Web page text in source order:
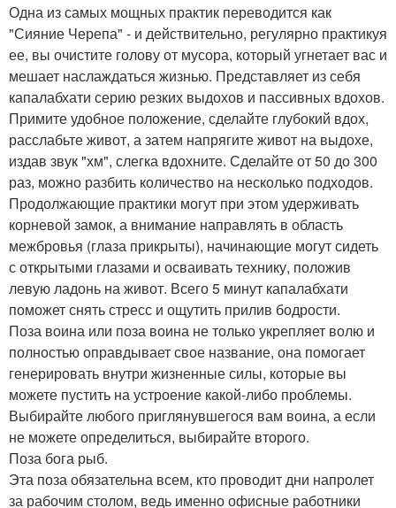
Одна из самых мощных практик переводится как
"Сияние Черепа" - и действительно, регулярно практикуя
ее, вы очистите голову от мусора, который угнетает вас и
мешает наслаждаться жизнью. Представляет из себя
капалабхати серию резких выдохов и пассивных вдохов.
Примите удобное положение, сделайте глубокий вдох,
расслабьте живот, а затем напрягите живот на выдохе,
издав звук "хм", слегка вдохните. Сделайте от 50 до 300
раз, можно разбить количество на несколько подходов.
Продолжающие практики могут при этом удерживать
корневой замок, а внимание направлять в область
межбровья (глаза прикрыты), начинающие могут сидеть
с открытыми глазами и осваивать технику, положив
левую ладонь на живот. Всего 5 минут капалабхати
поможет снять стресс и ощутить прилив бодрости.
Поза воина или поза воина не только укрепляет волю и
полностью оправдывает свое название, она помогает
генерировать внутри жизненные силы, которые вы
можете пустить на устроение какой-либо проблемы.
Выбирайте любого приглянувшегося вам воина, а если
не можете определиться, выбирайте второго.
Поза бога рыб.
Эта поза обязательна всем, кто проводит дни напролет
за рабочим столом, ведь именно офисные работники